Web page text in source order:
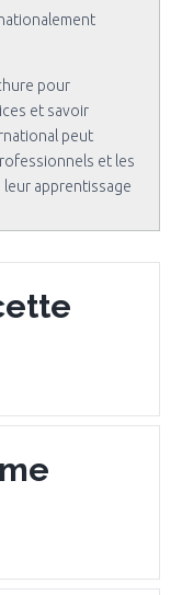
pour
et savoir
peut
et les
apprentissage